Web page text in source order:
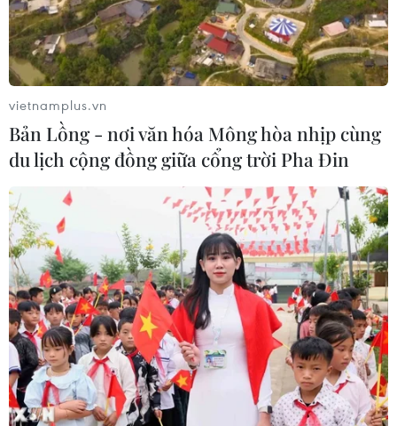
vietnamplus.vn
Bản Lồng - nơi văn hóa Mông hòa nhịp cùng
du lịch cộng đồng giữa cổng trời Pha Đin